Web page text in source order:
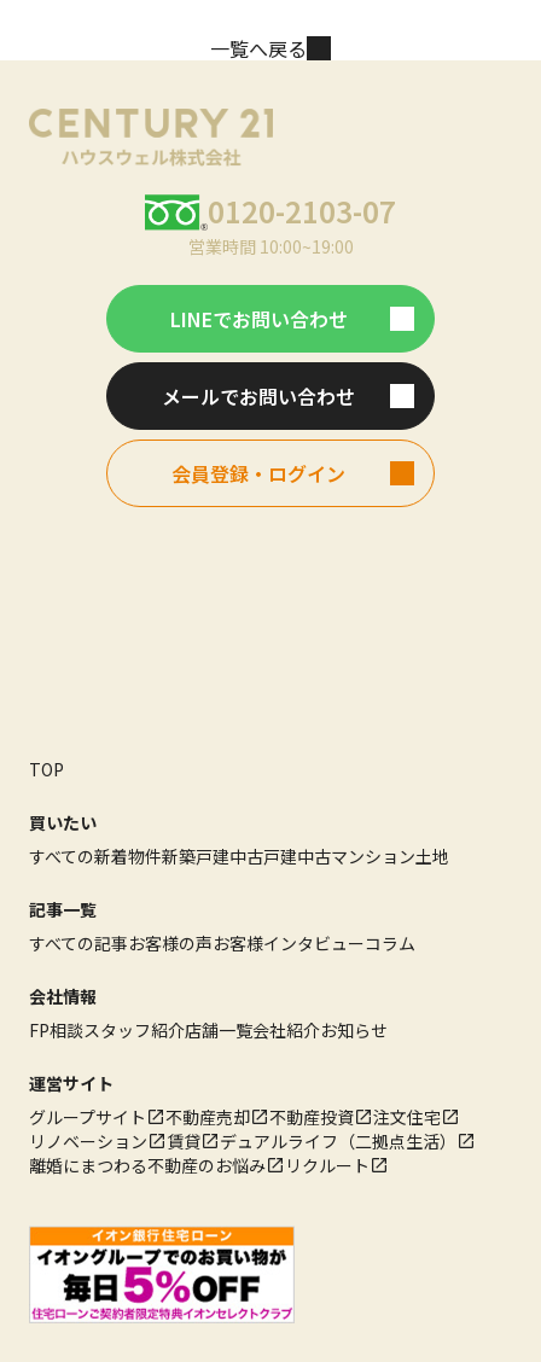
一覧へ戻る
0120-2103-07
営業時間 10:00~19:00
LINEでお問い合わせ
メールでお問い合わせ
会員登録・ログイン
TOP
買いたい
すべての新着物件新築戸建中古戸建中古マンション土地
記事一覧
すべての記事お客様の声お客様インタビューコラム
会社情報
FP相談スタッフ紹介店舗一覧会社紹介お知らせ
運営サイト
グループサイト
不動産売却 不動産投資
注文住宅
リノベーション
賃貸
デュアルライフ（二拠点生活）
離婚にまつわる不動産のお悩み
リクルート